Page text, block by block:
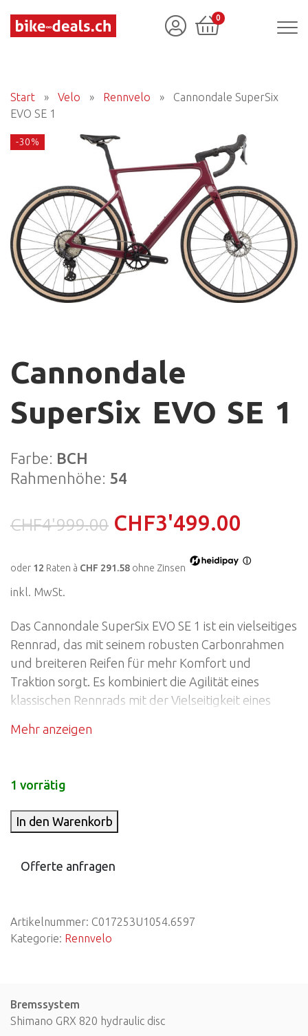
0
Start » Velo » Rennvelo »
Cannondale SuperSix
EVO SE 1
-30%
Cannondale
SuperSix EVO SE 1
Farbe: BCH
Rahmenhöhe: 54
CHF4'999.00 CHF3'499.00
oder 12 Raten à CHF 291.58 ohne Zinsen
ⓘ
inkl. MwSt.
Das Cannondale SuperSix EVO SE 1 ist ein vielseitiges
Rennrad, das mit seinem robusten Carbonrahmen
und breiteren Reifen für mehr Komfort und
Traktion sorgt. Es kombiniert die Agilität eines
klassischen Rennrads mit der Vielseitigkeit eines
Fahrgefühl auf unterschiedlichen Terrain. Perfekt
Geschwindigkeit und Handling einzugehen. Ideal für
Abenteuer und schnelle Offroad-Passagen. Weitere
Informationen oder eine Probefahrt bekommst du
haben wir bei uns an Lager.
1 vorrätig
In den Warenkorb
Offerte anfragen
Artikelnummer: C017253U1054.6597
Kategorie: Rennvelo
Bremssystem
Shimano GRX 820 hydraulic disc